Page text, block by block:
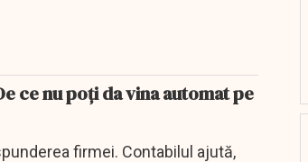
ce nu poți da vina automat pe
firmei. Contabilul ajută,